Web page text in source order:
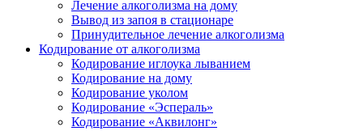
Лечение алкоголизма на дому
Вывод из запоя в стационаре
Принудительное лечение алкоголизма
Кодирование от алкоголизма
Кодирование иглоука лыванием
Кодирование на дому
Кодирование уколом
Кодирование «Эспераль»
Кодирование «Аквилонг»